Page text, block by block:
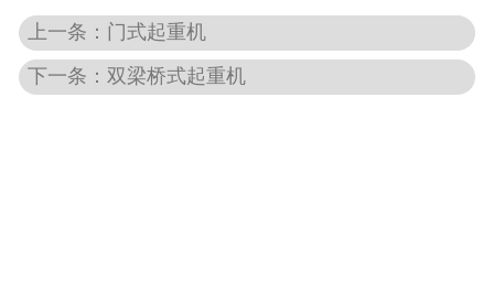
上一条：门式起重机
下一条：双梁桥式起重机